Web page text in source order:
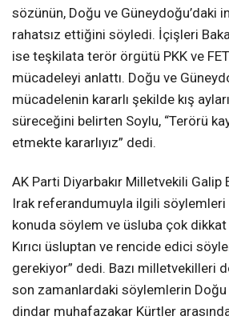
sözünün, Doğu ve Güneydoğu’daki
rahatsız ettiğini söyledi. İçişleri
ise teşkilata terör örgütü PKK ve
mücadeleyi anlattı. Doğu ve
mücadelenin kararlı şekilde kış
süreceğini belirten Soylu, “Terörü
etmekte kararlıyız” dedi.
AK Parti Diyarbakır Milletvekili Galip
Irak referandumuyla ilgili söylemleri
konuda söylem ve üsluba çok
Kırıcı üsluptan ve rencide edici
gerekiyor” dedi. Bazı milletvekilleri
son zamanlardaki söylemlerin Doğu
dindar muhafazakar Kürtler